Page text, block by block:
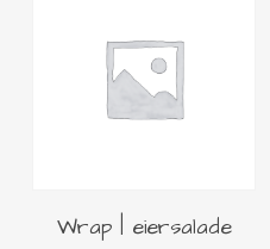
€6,00
Wrap | eiersalade